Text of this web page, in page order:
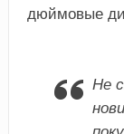
дюймовые
Не